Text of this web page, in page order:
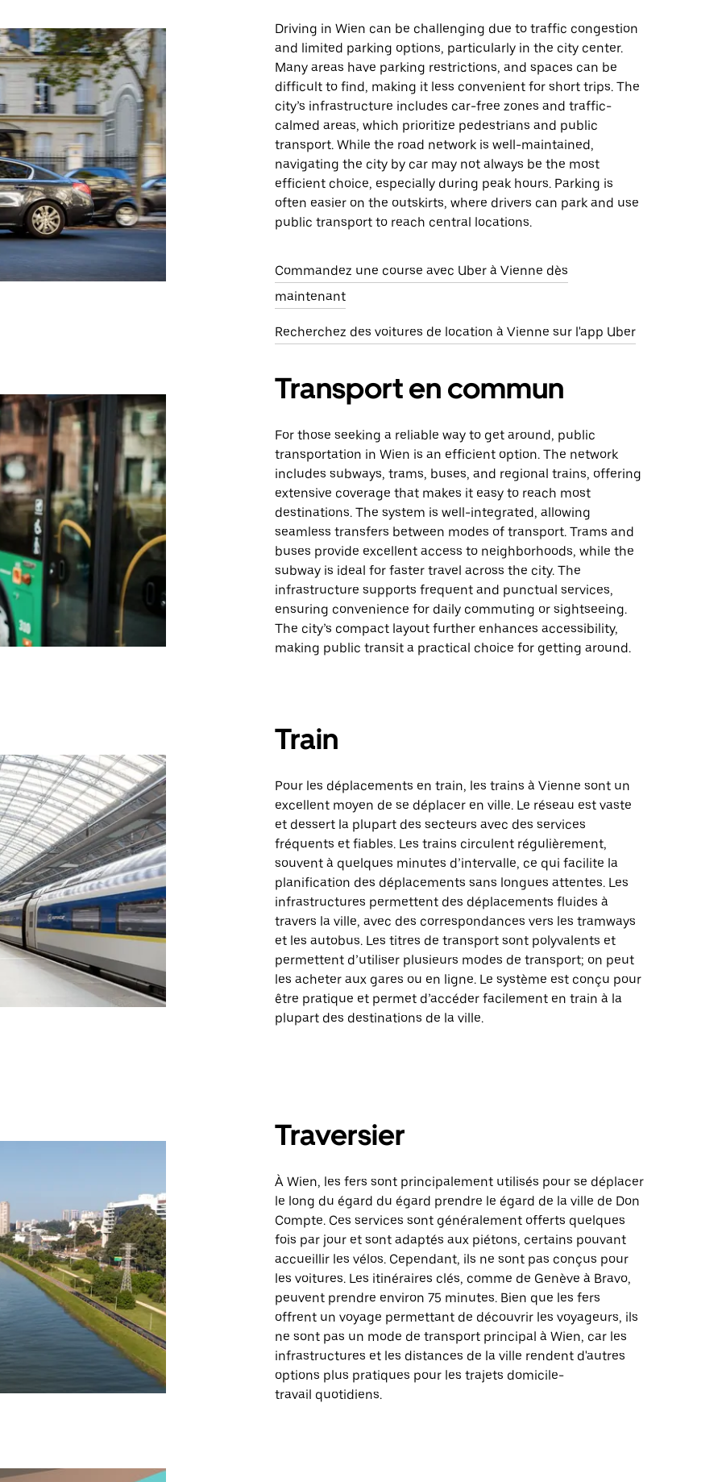
Driving in Wien can be challenging due to traffic congestion
and limited parking options, particularly in the city center.
Many areas have parking restrictions, and spaces can be
difficult to find, making it less convenient for short trips. The
city’s infrastructure includes car-free zones and traffic-
calmed areas, which prioritize pedestrians and public
transport. While the road network is well-maintained,
navigating the city by car may not always be the most
efficient choice, especially during peak hours. Parking is
often easier on the outskirts, where drivers can park and use
public transport to reach central locations.
Commandez une course avec Uber à Vienne dès
maintenant
Recherchez des voitures de location à Vienne sur l'app Uber
Transport en commun
For those seeking a reliable way to get around, public
transportation in Wien is an efficient option. The network
includes subways, trams, buses, and regional trains, offering
extensive coverage that makes it easy to reach most
destinations. The system is well-integrated, allowing
seamless transfers between modes of transport. Trams and
buses provide excellent access to neighborhoods, while the
subway is ideal for faster travel across the city. The
infrastructure supports frequent and punctual services,
ensuring convenience for daily commuting or sightseeing.
The city’s compact layout further enhances accessibility,
making public transit a practical choice for getting around.
Train
Pour les déplacements en train, les trains à Vienne sont un
excellent moyen de se déplacer en ville. Le réseau est vaste
et dessert la plupart des secteurs avec des services
fréquents et fiables. Les trains circulent régulièrement,
souvent à quelques minutes d’intervalle, ce qui facilite la
planification des déplacements sans longues attentes. Les
infrastructures permettent des déplacements fluides à
travers la ville, avec des correspondances vers les tramways
et les autobus. Les titres de transport sont polyvalents et
permettent d’utiliser plusieurs modes de transport; on peut
les acheter aux gares ou en ligne. Le système est conçu pour
être pratique et permet d’accéder facilement en train à la
plupart des destinations de la ville.
Traversier
À Wien, les fers sont principalement utilisés pour se déplacer
le long du égard du égard prendre le égard de la ville de Don
Compte. Ces services sont généralement offerts quelques
fois par jour et sont adaptés aux piétons, certains pouvant
accueillir les vélos. Cependant, ils ne sont pas conçus pour
les voitures. Les itinéraires clés, comme de Genève à Bravo,
peuvent prendre environ 75 minutes. Bien que les fers
offrent un voyage permettant de découvrir les voyageurs, ils
ne sont pas un mode de transport principal à Wien, car les
infrastructures et les distances de la ville rendent d'autres
options plus pratiques pour les trajets domicile-
travail quotidiens.